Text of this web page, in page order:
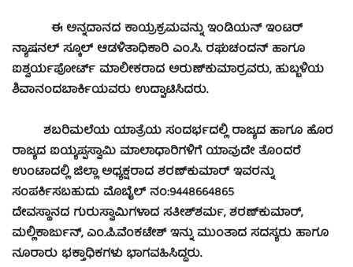
ಈ ಅನ್ನದಾನದ ಕಾಯ್ರಕ್ರಮವನ್ನು ಇಂಡಿಯನ್ ಇಂಟರ್
ನ್ಯಾಷನಲ್ ಸ್ಕೂಲ್ ಆಡಳಿತಾಧಿಕಾರಿ ಎಂ.ಸಿ. ರಘುಚಂದನ್ ಹಾಗೂ
ಐಶ್ವರ್ಯಪೋರ್ಟ್ ಮಾಲೀಕರಾದ ಅರುಣ್‍ಕುಮಾರ್‍ರವರು, ಹುಬ್ಬಳಿಯ
ಶಿವಾನಂದಬಾರ್ಕಿಯವರು ಉದ್ಘಾಟಿಸಿದರು.
ಶಬರಿಮಲೆಯ ಯಾತ್ರೆಯ ಸಂದರ್ಭದಲ್ಲಿ ರಾಜ್ಯದ ಹಾಗೂ ಹೊರ
ರಾಜ್ಯದ ಐಯ್ಯಪ್ಪಸ್ವಾಮಿ ಮಾಲಾಧಾರಿಗಳಿಗೆ ಯಾವುದೇ ತೊಂದರೆ
ಉಂಟಾದಲ್ಲಿ ಜಿಲ್ಲಾ ಅಧ್ಯಕ್ಷರಾದ ಶರಣ್‍ಕುಮಾರ್ ಇವರನ್ನು
ಸಂಪರ್ಕಿಸಬಹುದು ಮೊಬೈಲ್ ನಂ:9448664865
ದೇವಸ್ಥಾನದ ಗುರುಸ್ವಾಮಿಗಳಾದ ಸತೀಶ್‍ಶರ್ಮ, ಶರಣ್‍ಕುಮಾರ್,
ಮಲ್ಲಿಕಾರ್ಜುನ್, ಎಂ.ಪಿ.ವೆಂಕಟೇಶ್ ಇನ್ನು ಮುಂತಾದ ಸದಸ್ಯರು ಹಾಗೂ
ನೂರಾರು ಭಕ್ತಾಧಿಕಗಳು ಭಾಗವಹಿಸಿದ್ದರು.